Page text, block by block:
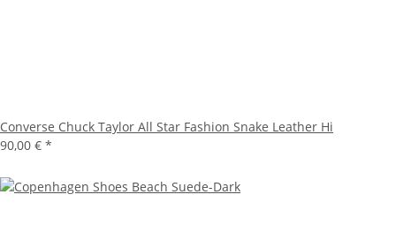
Converse Chuck Taylor All Star Fashion Snake Leather Hi
90,00 € *